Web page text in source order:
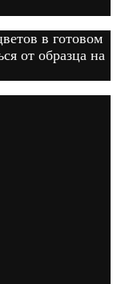
в готовом
от образца на